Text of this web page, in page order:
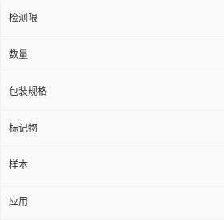
检测限
数量
包装规格
标记物
样本
应用